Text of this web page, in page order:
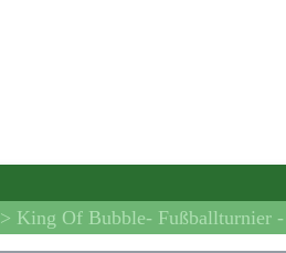
> King Of Bubble- Fußballturnier -